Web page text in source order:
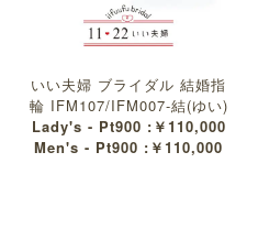
いい夫婦 ブライダル 結婚指
輪 IFM107/IFM007-結(ゆい)
Lady's - Pt900 :￥110,000
Men's - Pt900 :￥110,000